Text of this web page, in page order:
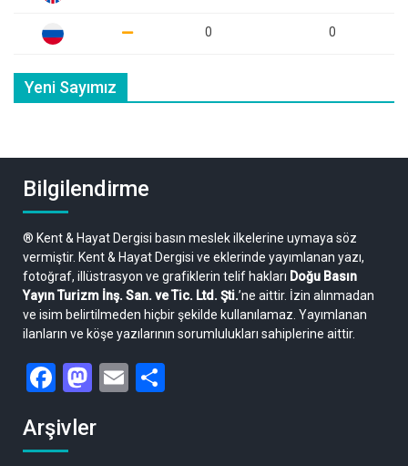
0 0
Yeni Sayımız
Bilgilendirme
® Kent & Hayat Dergisi basın meslek ilkelerine uymaya söz
vermiştir. Kent & Hayat Dergisi ve eklerinde yayımlanan yazı,
fotoğraf, illüstrasyon ve grafiklerin telif hakları Doğu Basın
Yayın Turizm İnş. San. ve Tic. Ltd. Şti.’ne aittir. İzin alınmadan
ve isim belirtilmeden hiçbir şekilde kullanılamaz. Yayımlanan
ilanların ve köşe yazılarının sorumlulukları sahiplerine aittir.
Facebook
Mastodon
Email
Arşivler